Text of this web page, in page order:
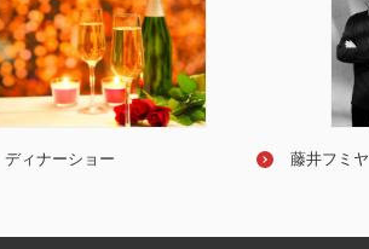
ディナーショー 藤井フミヤ
林部智史 Ｄｉｎｉｎｇ＆Ｃｏ